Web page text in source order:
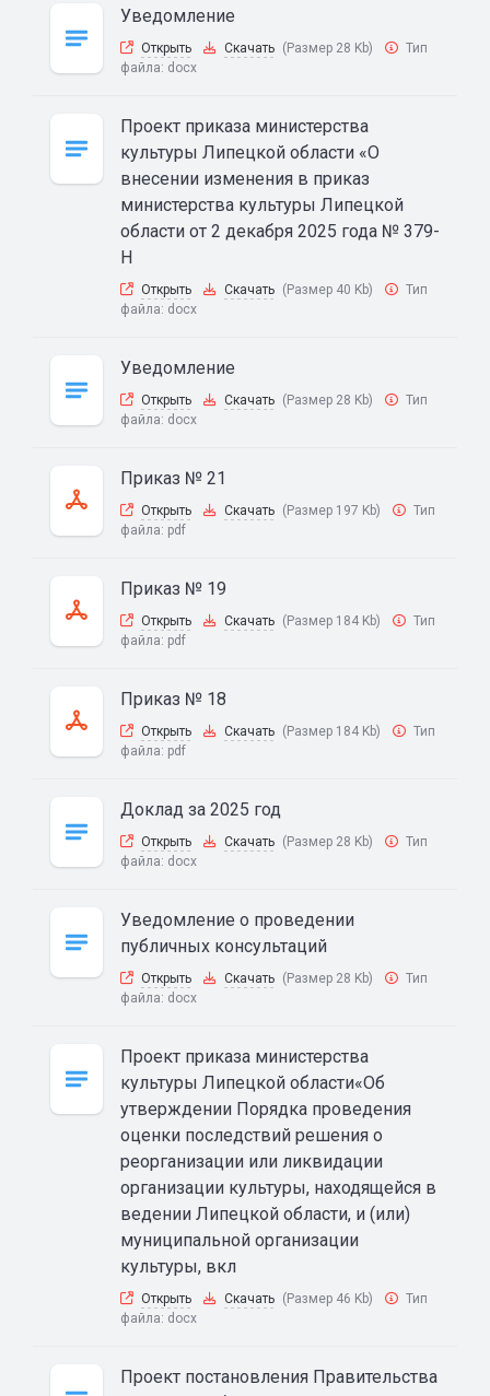
Уведомление
Открыть Скачать (Размер 28 Kb)
Тип
файла: docx
Проект приказа министерства
культуры Липецкой области «О
внесении изменения в приказ
министерства культуры Липецкой
области от 2 декабря 2025 года № 379-
Н
Открыть Скачать (Размер 40 Kb)
Тип
файла: docx
Уведомление
Открыть Скачать (Размер 28 Kb)
Тип
файла: docx
Приказ № 21
Открыть Скачать (Размер 197 Kb)
Тип
файла: pdf
Приказ № 19
Открыть Скачать (Размер 184 Kb)
Тип
файла: pdf
Приказ № 18
Открыть Скачать (Размер 184 Kb)
Тип
файла: pdf
Доклад за 2025 год
Открыть Скачать (Размер 28 Kb)
Тип
файла: docx
Уведомление о проведении
публичных консультаций
Открыть Скачать (Размер 28 Kb)
Тип
файла: docx
Проект приказа министерства
культуры Липецкой области«Об
утверждении Порядка проведения
оценки последствий решения о
реорганизации или ликвидации
организации культуры, находящейся в
ведении Липецкой области, и (или)
муниципальной организации
культуры, вкл
Открыть Скачать (Размер 46 Kb)
Тип
файла: docx
Проект постановления Правительства